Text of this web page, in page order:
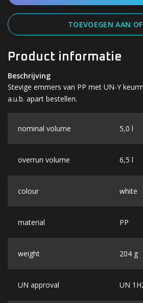
TOEVOEGEN AAN
Product informatie
Beschrijving
Stevige emmers van PP met UN-Y
a.u.b. apart bestellen.
nominal volume 5,0 l
overrun volume 6,5 l
colour white
material PP
weight 204 g
UN approval UN